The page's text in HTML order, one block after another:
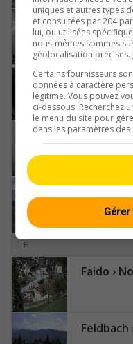
Eiken
Ernen ›
F
Faido › Norden: Leosi -
Feldbach
uniques et autres types
et consultées par 204
lui, ou utilisées
nous-mêmes sommes
géolocalisation précises.
Certains fournisseurs
données à caractère
légitime. Vous pouvez
ci-dessous. Recherchez
le menu du site pour
dans les paramètres